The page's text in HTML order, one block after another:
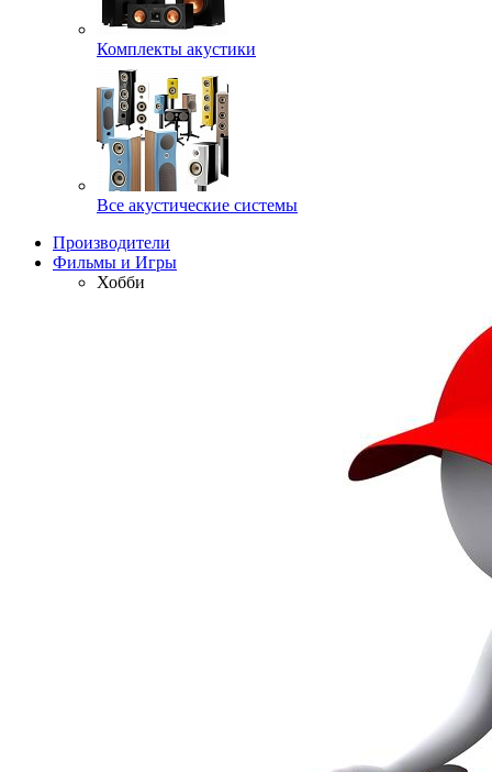
Комплекты акустики
Все акустические системы
Производители
Фильмы и Игры
Хобби